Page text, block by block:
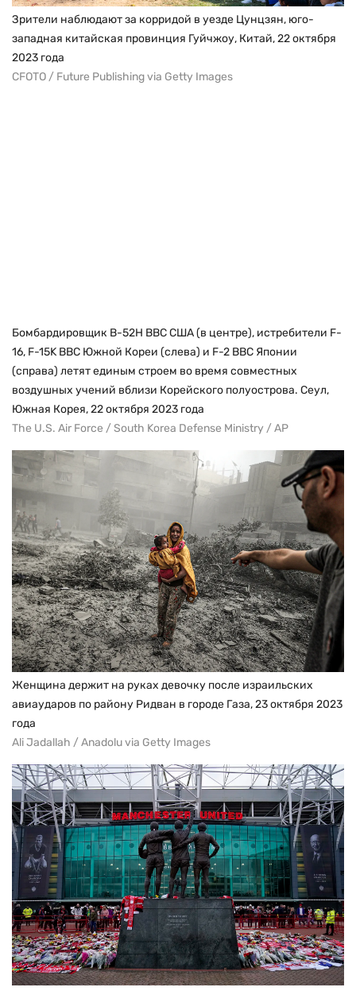
Зрители наблюдают за корридой в уезде Цунцзян, юго-
западная китайская провинция Гуйчжоу, Китай, 22 октября
2023 года
CFOTO / Future Publishing via Getty Images
Бомбардировщик B-52H ВВС США (в центре), истребители F-
16, F-15K ВВС Южной Кореи (слева) и F-2 ВВС Японии
(справа) летят единым строем во время совместных
воздушных учений вблизи Корейского полуострова. Сеул,
Южная Корея, 22 октября 2023 года
The U.S. Air Force / South Korea Defense Ministry / AP
Женщина держит на руках девочку после израильских
авиаударов по району Ридван в городе Газа, 23 октября 2023
года
Ali Jadallah / Anadolu via Getty Images